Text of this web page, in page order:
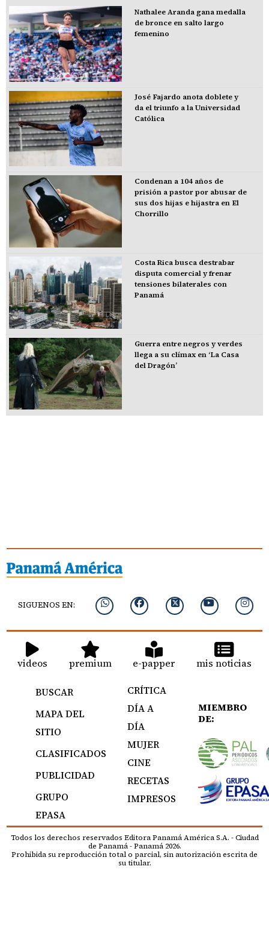
Nathalee Aranda gana medalla
de bronce en salto largo
femenino
José Fajardo anota doblete y
da el triunfo a la Universidad
Católica
Condenan a 104 años de
prisión a pastor por abusar de
sus dos hijas e hijastra en El
Chorrillo
Costa Rica busca destrabar
disputa comercial y frenar
tensiones bilaterales con
Panamá
Guerra entre negros y verdes
llega a su clímax en ‘La Casa
del Dragón’
SIGUENOS EN:
videos premium e-papper mis noticias
BUSCAR
MAPA DEL
SITIO
CLASIFICADOS
PUBLICIDAD
GRUPO
EPASA
CRÍTICA
DÍA A
DÍA
MUJER
CINE
RECETAS
IMPRESOS
MIEMBRO
DE:
Todos los derechos reservados Editora Panamá América S.A. - Ciudad
de Panamá - Panamá 2026.
Prohibida su reproducción total o parcial, sin autorización escrita de
su titular.